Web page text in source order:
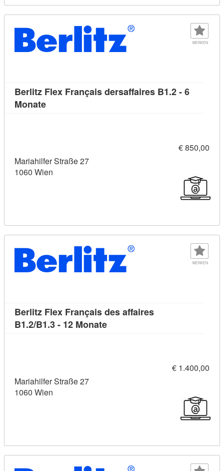
MERKEN
Berlitz Flex Français dersaffaires B1.2 - 6
MonateKursdetail: Berlitz Flex Français dersaffaires
€ 850,00
Mariahilfer Straße 27
1060 Wien
MERKEN
Berlitz Flex Français des affaires
B1.2/B1.3 - 12 MonateKursdetail: Berlitz Flex
€ 1.400,00
Mariahilfer Straße 27
1060 Wien